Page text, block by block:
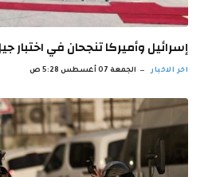
إسرائيل وأميركا تنجحان في اختبار
اخر الاخبار الجمعة 07 أغسطس 5:28 ص